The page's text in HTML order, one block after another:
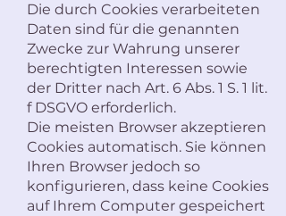
Die durch Cookies verarbeiteten
Daten sind für die genannten
Zwecke zur Wahrung unserer
berechtigten Interessen sowie
der Dritter nach Art. 6 Abs. 1 S. 1 lit.
f DSGVO erforderlich.
Die meisten Browser akzeptieren
Cookies automatisch. Sie können
Ihren Browser jedoch so
konfigurieren, dass keine Cookies
auf Ihrem Computer gespeichert